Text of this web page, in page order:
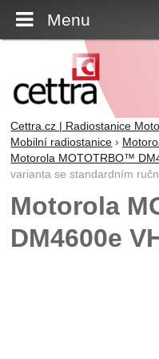
Menu
Cettra.cz | Radiostanice
Mobilní radiostanice
Motorola MOTOTRBO™
varianta se standardním
Motorola
DM4600e